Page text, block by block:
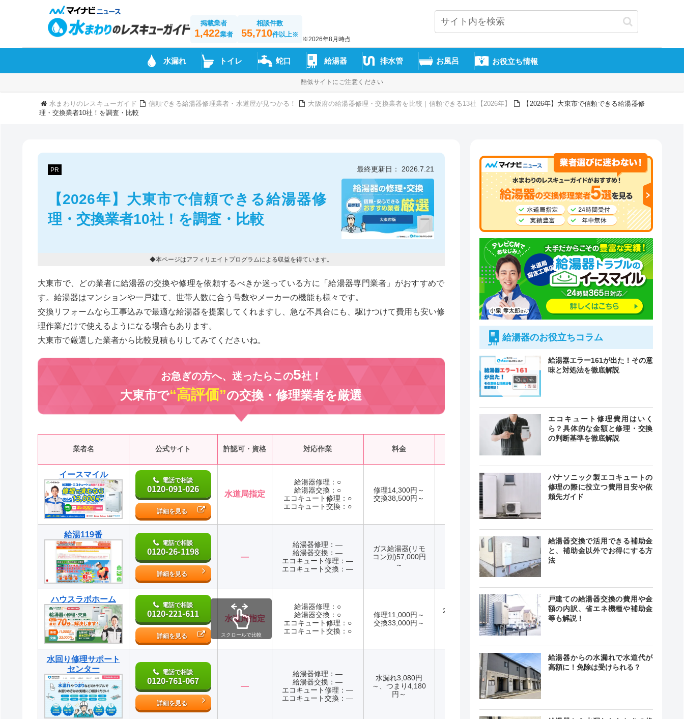
掲載業者
1,422業者
相談件数
55,710件以上※
※2026年8月時点
水漏れ トイレ 蛇口 給湯器 排水管 お風呂 お役立ち情報
酷似サイトにご注意ください
水まわりのレスキューガイド 信頼できる給湯器修理業者・水道屋が見つかる！ 大阪府の給湯器修理・交換業者を比較｜信頼できる13社【2026年】
【2026年】大東市で信頼できる給湯器修
理・交換業者10社！を調査・比較
PR
【2026年】大東市で信頼できる給湯器修
理・交換業者10社！を調査・比較
最終更新日： 2026.7.21
◆本ページはアフィリエイトプログラムによる収益を得ています。
大東市で、どの業者に給湯器の交換や修理を依頼するべきか迷っている方に「給湯器専門業者」がおすすめで
す。給湯器はマンションや一戸建て、世帯人数に合う号数やメーカーの機能も様々です。
交換リフォームなら工事込みで最適な給湯器を提案してくれますし、急な不具合にも、駆けつけて費用も安い修
理作業だけで使えるようになる場合もあります。
大東市で厳選した業者から比較見積もりしてみてくださいね。
お急ぎの方へ、迷ったらこの5社！
大東市で“高評価”の交換・修理業者を厳選
業者名 公式サイト 許認可・資格 対応作業 料金 緊急駆けつけ
イースマイル
電話で相談
0120-091-026
詳細を見る
水道局指定
給湯器修理：○
給湯器交換：○
エコキュート修理：○
エコキュート交換：○
修理14,300円～
交換38,500円～
給湯119番
電話で相談
0120-26-1198
詳細を見る
―
給湯器修理：―
給湯器交換：―
エコキュート修理：―
エコキュート交換：―
ガス給湯器(リモ
コン別)57,000円
～
記載なし
ハウスラボホーム
電話で相談
0120-221-611
詳細を見る
水道局指定
給湯器修理：○
給湯器交換：○
エコキュート修理：○
エコキュート交換：○
修理11,000円～
交換33,000円～
24時間 年中
最短20分
水回り修理サポート
センター
電話で相談
0120-761-067
詳細を見る
―
給湯器修理：―
給湯器交換：―
エコキュート修理：―
エコキュート交換：―
水漏れ3,080円
～、つまり4,180
円～
最短30分
スクロールで比較
給湯器のお役立ちコラム
給湯器エラー161が出た！その意
味と対処法を徹底解説
エコキュート修理費用はいく
ら？具体的な金額と修理・交換
の判断基準を徹底解説
パナソニック製エコキュートの
修理の際に役立つ費用目安や依
頼先ガイド
給湯器交換で活用できる補助金
と、補助金以外でお得にする方
法
戸建ての給湯器交換の費用や金
額の内訳、省エネ機種や補助金
等も解説！
給湯器からの水漏れで水道代が
高額に！免除は受けられる？